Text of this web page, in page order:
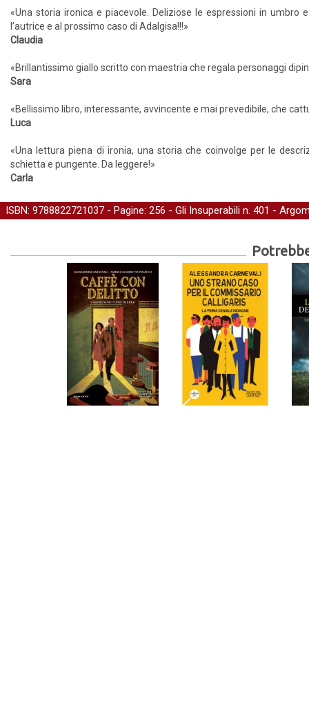
«Una storia ironica e piacevole. Deliziose le espressioni in
l’autrice e al prossimo caso di Adalgisa!!!»
Claudia
«Brillantissimo giallo scritto con maestria che regala personaggi
Sara
«Bellissimo libro, interessante, avvincente e mai prevedibile, che
Luca
«Una lettura piena di ironia, una storia che coinvolge per le
schietta e pungente. Da leggere!»
Carla
ISBN: 9788822721037 - Pagine: 256 - Gli Insuperabili n. 401 -